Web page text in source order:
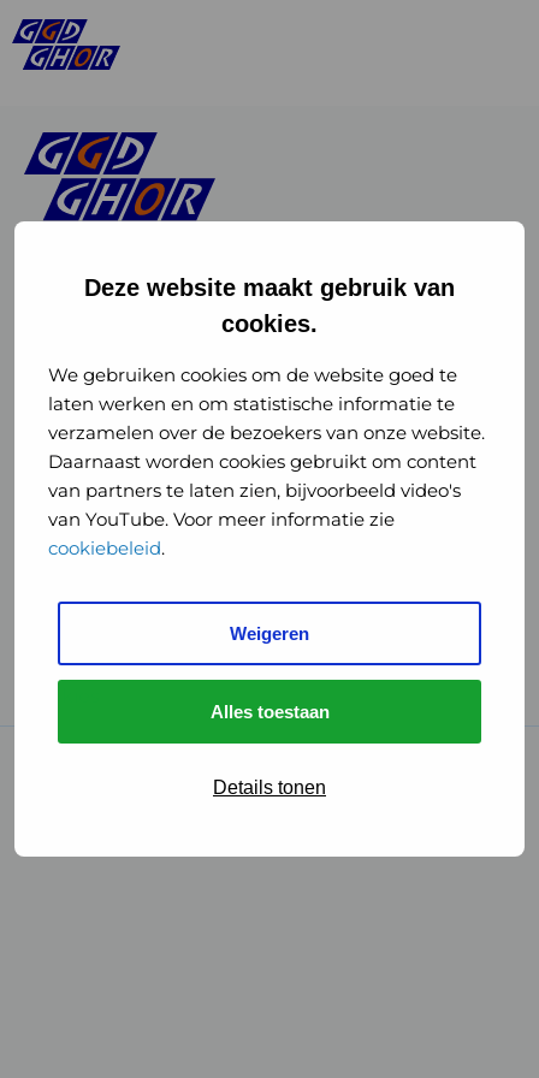
Deze website maakt gebruik van
cookies.
We gebruiken cookies om de website goed te
laten werken en om statistische informatie te
verzamelen over de bezoekers van onze website.
Daarnaast worden cookies gebruikt om content
van partners te laten zien, bijvoorbeeld video's
van YouTube. Voor meer informatie zie
cookiebeleid.
Weigeren
Alles toestaan
Details tonen
of
GGD
GHOR
Nederland
Instagram
of
GGD
GHOR
Nederland
GGD Reizen op social media
GGD Reizen
GGD Reisvaccinaties